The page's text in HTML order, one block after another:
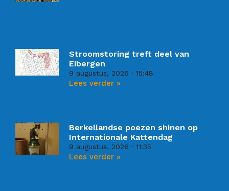
Stroomstoring treft deel van
Eibergen
9 augustus, 2026 15:48
Lees verder »
Berkellandse poezen shinen op
Internationale Kattendag
9 augustus, 2026 11:35
Lees verder »